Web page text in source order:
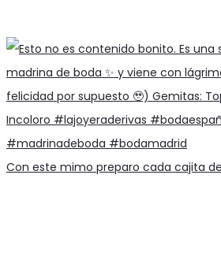
Con este mimo preparo cada cajita de